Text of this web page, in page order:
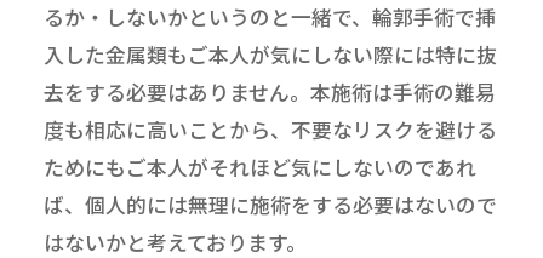
るか・しないかというのと一緒で、輪郭手術で挿
入した金属類もご本人が気にしない際には特に抜
去をする必要はありません。本施術は手術の難易
度も相応に高いことから、不要なリスクを避ける
ためにもご本人がそれほど気にしないのであれ
ば、個人的には無理に施術をする必要はないので
はないかと考えております。